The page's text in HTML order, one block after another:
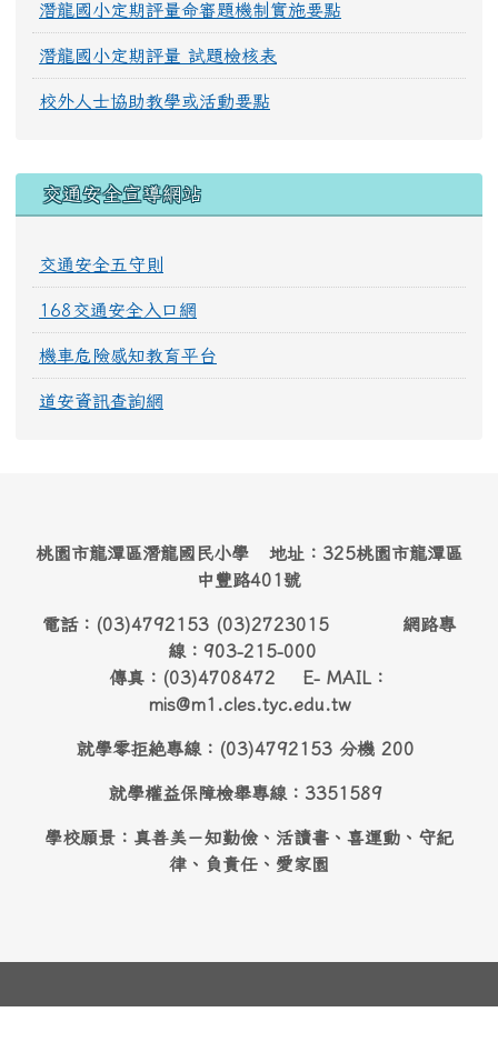
潛龍國小定期評量命審題機制實施要點
潛龍國小定期評量 試題檢核表
校外人士協助教學或活動要點
交通安全宣導網站
交通安全五守則
168交通安全入口網
機車危險感知教育平台
道安資訊查詢網
桃園市龍潭區潛龍國民小學 地址：325桃園市龍潭區
中豐路401號
電話：(03)4792153 (03)2723015 網路專
線：903-215-000
傳真：(03)4708472 E- MAIL：
mis@m1.cles.tyc.edu.tw
就學零拒絶專線：(03)4792153 分機 200
就學權益保障檢舉專線：3351589
學校願景：真善美－知勤儉、活讀書、喜運動、守紀
律、負責任、愛家園